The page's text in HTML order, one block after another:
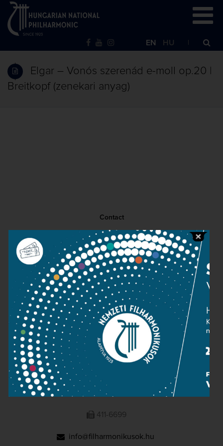
EN HU
Elgar – Vonós szerenád e-moll op.20 |
Breitkopf (zenekari anyag)
Contact
Public information
Press room
Terms and privacy
Imprint
NATIONAL PHILHARMONIC
1095 Budapest, Komor Marcell u. 1. (Müpa)
411-6600
411-6699
info@filharmonikusok.hu